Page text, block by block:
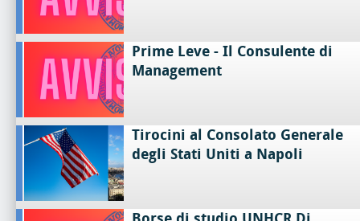
Prime Leve - Il Consulente di
Management
Tirocini al Consolato Generale
degli Stati Uniti a Napoli